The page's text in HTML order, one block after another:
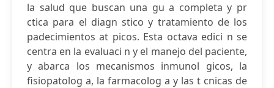
la salud que buscan una gu a completa y pr
ctica para el diagn stico y tratamiento de los
padecimientos at picos. Esta octava edici n se
centra en la evaluaci n y el manejo del paciente,
y abarca los mecanismos inmunol gicos, la
fisiopatolog a, la farmacolog a y las t cnicas de